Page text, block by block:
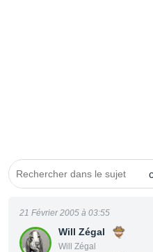
Will Zégal
Will Zégal
21 Février 2005 à 03:55